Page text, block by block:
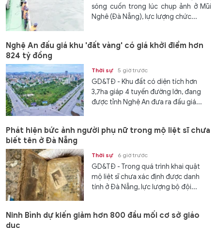
sóng cuốn trong lúc chụp ảnh ở Mũi
Nghê (Đà Nẵng), lực lượng chức...
Nghệ An đấu giá khu 'đất vàng' có giá khởi điểm hơn
824 tỷ đồng
Thời sự 5 giờ trước
GD&TĐ - Khu đất có diện tích hơn
3,7ha giáp 4 tuyến đường lớn, đang
được tỉnh Nghệ An đưa ra đấu giá...
Phát hiện bức ảnh người phụ nữ trong mộ liệt sĩ chưa
biết tên ở Đà Nẵng
Thời sự 6 giờ trước
GD&TĐ - Trong quá trình khai quật
mộ liệt sĩ chưa xác định được danh
tính ở Đà Nẵng, lực lượng bộ đội...
Ninh Bình dự kiến giảm hơn 800 đầu mối cơ sở giáo
dục